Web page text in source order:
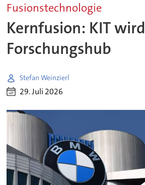
Fusionstechnologie
Kernfusion: KIT wird
Forschungshub
Stefan Weinzierl
29. Juli 2026